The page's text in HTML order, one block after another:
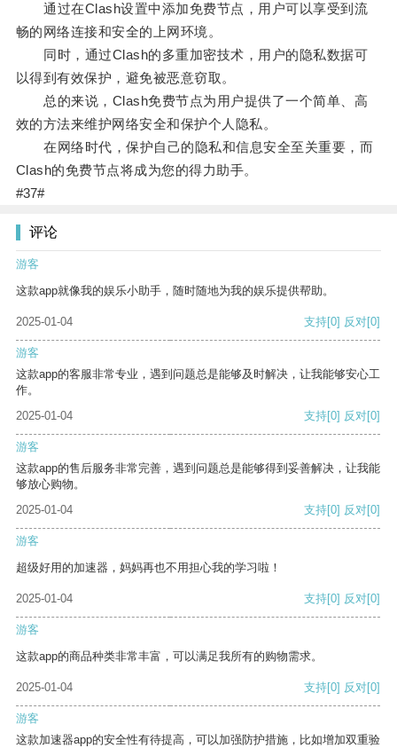
通过在Clash设置中添加免费节点，用户可以享受到流
畅的网络连接和安全的上网环境。
同时，通过Clash的多重加密技术，用户的隐私数据可
以得到有效保护，避免被恶意窃取。
总的来说，Clash免费节点为用户提供了一个简单、高
效的方法来维护网络安全和保护个人隐私。
在网络时代，保护自己的隐私和信息安全至关重要，而
Clash的免费节点将成为您的得力助手。
#37#
评论
游客
这款app就像我的娱乐小助手，随时随地为我的娱乐提供帮助。
2025-01-04 支持[0] 反对[0]
游客
这款app的客服非常专业，遇到问题总是能够及时解决，让我能够安心工
作。
2025-01-04
支持[0] 反对[0]
游客
这款app的售后服务非常完善，遇到问题总是能够得到妥善解决，让我能
够放心购物。
2025-01-04
支持[0] 反对[0]
游客
超级好用的加速器，妈妈再也不用担心我的学习啦！
2025-01-04 支持[0] 反对[0]
游客
这款app的商品种类非常丰富，可以满足我所有的购物需求。
2025-01-04 支持[0] 反对[0]
游客
这款加速器app的安全性有待提高，可以加强防护措施，比如增加双重验